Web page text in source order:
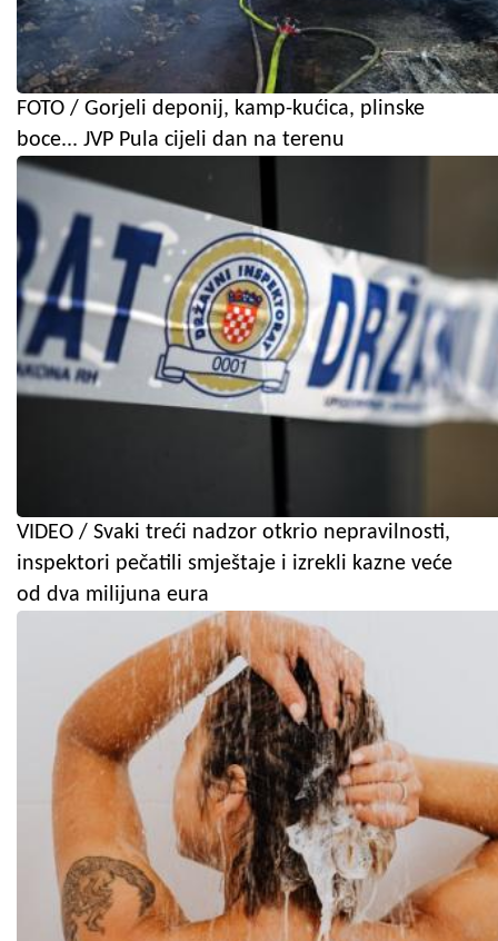
FOTO / Gorjeli deponij, kamp-kućica, plinske
boce... JVP Pula cijeli dan na terenu
VIDEO / Svaki treći nadzor otkrio nepravilnosti,
inspektori pečatili smještaje i izrekli kazne veće
od dva milijuna eura